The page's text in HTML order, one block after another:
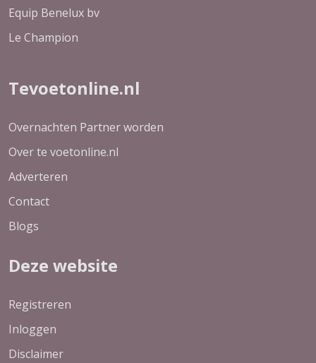
Equip Benelux bv
Le Champion
Tevoetonline.nl
Overnachten Partner worden
Over te voetonline.nl
Adverteren
Contact
Blogs
Deze website
Registreren
Inloggen
Disclaimer